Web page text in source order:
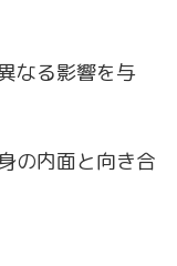
なる影響を与
の内面と向き合